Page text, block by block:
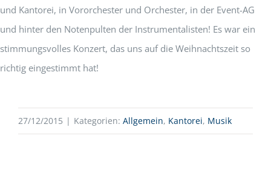
und Kantorei, in Vororchester und Orchester, in der Event-AG
und hinter den Notenpulten der Instrumentalisten! Es war ein
stimmungsvolles Konzert, das uns auf die Weihnachtszeit so
richtig eingestimmt hat!
27/12/2015 | Kategorien: Allgemein, Kantorei, Musik